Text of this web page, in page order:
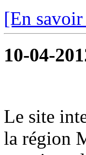
[En
10-04-
Le site
la région